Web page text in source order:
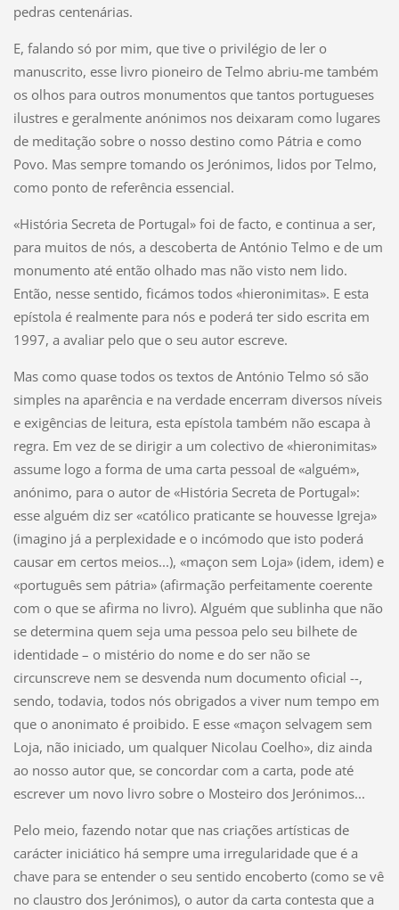
pedras centenárias.
E, falando só por mim, que tive o privilégio de ler o
manuscrito, esse livro pioneiro de Telmo abriu-me também
os olhos para outros monumentos que tantos portugueses
ilustres e geralmente anónimos nos deixaram como lugares
de meditação sobre o nosso destino como Pátria e como
Povo. Mas sempre tomando os Jerónimos, lidos por Telmo,
como ponto de referência essencial.
«História Secreta de Portugal» foi de facto, e continua a ser,
para muitos de nós, a descoberta de António Telmo e de um
monumento até então olhado mas não visto nem lido.
Então, nesse sentido, ficámos todos «hieronimitas». E esta
epístola é realmente para nós e poderá ter sido escrita em
1997, a avaliar pelo que o seu autor escreve.
Mas como quase todos os textos de António Telmo só são
simples na aparência e na verdade encerram diversos níveis
e exigências de leitura, esta epístola também não escapa à
regra. Em vez de se dirigir a um colectivo de «hieronimitas»
assume logo a forma de uma carta pessoal de «alguém»,
anónimo, para o autor de «História Secreta de Portugal»:
esse alguém diz ser «católico praticante se houvesse Igreja»
(imagino já a perplexidade e o incómodo que isto poderá
causar em certos meios...), «maçon sem Loja» (idem, idem) e
«português sem pátria» (afirmação perfeitamente coerente
com o que se afirma no livro). Alguém que sublinha que não
se determina quem seja uma pessoa pelo seu bilhete de
identidade – o mistério do nome e do ser não se
circunscreve nem se desvenda num documento oficial --,
sendo, todavia, todos nós obrigados a viver num tempo em
que o anonimato é proibido. E esse «maçon selvagem sem
Loja, não iniciado, um qualquer Nicolau Coelho», diz ainda
ao nosso autor que, se concordar com a carta, pode até
escrever um novo livro sobre o Mosteiro dos Jerónimos...
Pelo meio, fazendo notar que nas criações artísticas de
carácter iniciático há sempre uma irregularidade que é a
chave para se entender o seu sentido encoberto (como se vê
no claustro dos Jerónimos), o autor da carta contesta que a